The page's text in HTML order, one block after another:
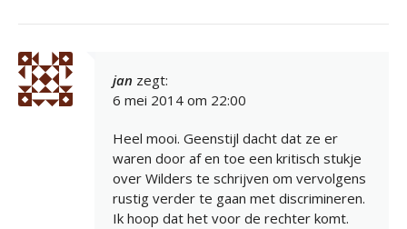
jan zegt:
6 mei 2014 om 22:00
Heel mooi. Geenstijl dacht dat ze er
waren door af en toe een kritisch stukje
over Wilders te schrijven om vervolgens
rustig verder te gaan met discrimineren.
Ik hoop dat het voor de rechter komt.